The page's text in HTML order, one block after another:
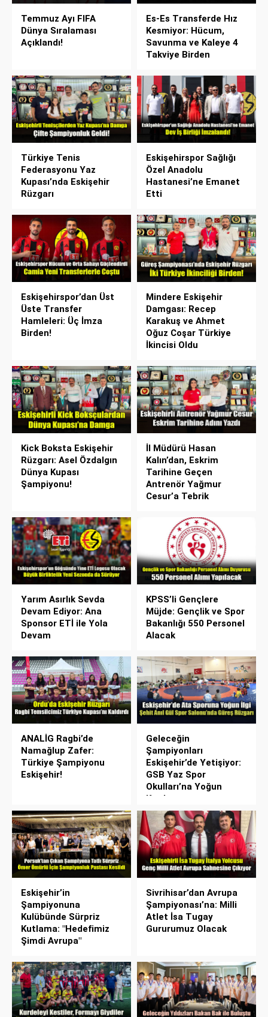
Temmuz Ayı FIFA
Dünya Sıralaması
Açıklandı!
Es-Es Transferde Hız
Kesmiyor: Hücum,
Savunma ve Kaleye 4
Takviye Birden
Türkiye Tenis
Federasyonu Yaz
Kupası’nda Eskişehir
Rüzgarı
Eskişehirspor Sağlığı
Özel Anadolu
Hastanesi’ne Emanet
Etti
Eskişehirspor’dan Üst
Üste Transfer
Hamleleri: Üç İmza
Birden!
Mindere Eskişehir
Damgası: Recep
Karakuş ve Ahmet
Oğuz Coşar Türkiye
İkincisi Oldu
Kick Boksta Eskişehir
Rüzgarı: Asel Özdalgın
Dünya Kupası
Şampiyonu!
İl Müdürü Hasan
Kalın’dan, Eskrim
Tarihine Geçen
Antrenör Yağmur
Cesur’a Tebrik
Yarım Asırlık Sevda
Devam Ediyor: Ana
Sponsor ETİ ile Yola
Devam
KPSS’li Gençlere
Müjde: Gençlik ve Spor
Bakanlığı 550 Personel
Alacak
ANALİG Ragbi’de
Namağlup Zafer:
Türkiye Şampiyonu
Eskişehir!
Geleceğin
Şampiyonları
Eskişehir’de Yetişiyor:
GSB Yaz Spor
Okulları’na Yoğun
Katılım
Eskişehir’in
Şampiyonuna
Kulübünde Sürpriz
Kutlama: "Hedefimiz
Şimdi Avrupa"
Sivrihisar’dan Avrupa
Şampiyonası’na: Milli
Atlet İsa Tugay
Gururumuz Olacak